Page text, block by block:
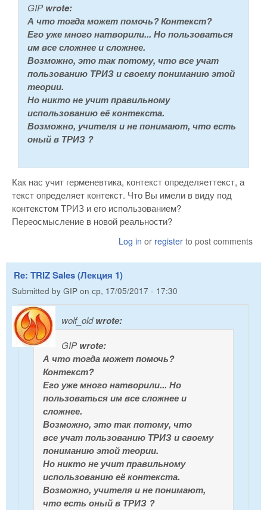
GIPwrote:
А что тогда может помочь? Контекст?
Его уже много натворили... Но пользоваться
им все сложнее и сложнее.
Возможно, это так потому, что все учат
пользованию ТРИЗ и своему пониманию этой
теории.
Но никто не учит правильному
использованию её контекста.
Возможно, учителя и не понимают, что есть
оный в ТРИЗ ?
Как нас учит герменевтика, контекст определяеттекст, а
текст определяет контекст. Что Вы имели в виду под
контекстом ТРИЗ и его использованием?
Переосмысление в новой реальности?
Log in or register to post comments
Re: TRIZ Sales (Лекция 1)
Submitted by GIP on ср, 17/05/2017 - 17:30
wolf_oldwrote:
GIPwrote:
А что тогда может помочь?
Контекст?
Его уже много натворили... Но
пользоваться им все сложнее и
сложнее.
Возможно, это так потому, что
все учат пользованию ТРИЗ и своему
пониманию этой теории.
Но никто не учит правильному
использованию её контекста.
Возможно, учителя и не понимают,
что есть оный в ТРИЗ ?